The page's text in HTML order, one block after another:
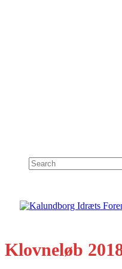
Search
Klovneløb